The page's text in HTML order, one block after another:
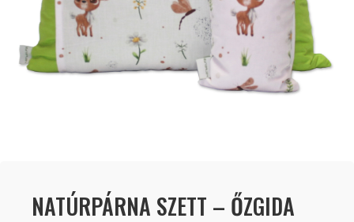
NATÚRPÁRNA SZETT – ŐZGIDA